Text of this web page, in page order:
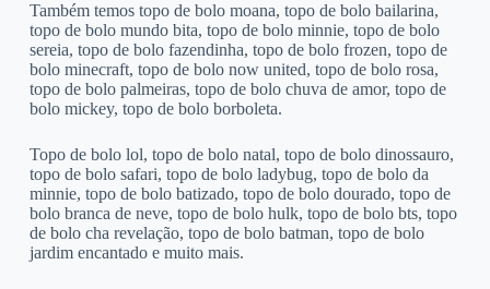
Também temos topo de bolo moana, topo de bolo bailarina,
topo de bolo mundo bita, topo de bolo minnie, topo de bolo
sereia, topo de bolo fazendinha, topo de bolo frozen, topo de
bolo minecraft, topo de bolo now united, topo de bolo rosa,
topo de bolo palmeiras, topo de bolo chuva de amor, topo de
bolo mickey, topo de bolo borboleta.
Topo de bolo lol, topo de bolo natal, topo de bolo dinossauro,
topo de bolo safari, topo de bolo ladybug, topo de bolo da
minnie, topo de bolo batizado, topo de bolo dourado, topo de
bolo branca de neve, topo de bolo hulk, topo de bolo bts, topo
de bolo cha revelação, topo de bolo batman, topo de bolo
jardim encantado e muito mais.